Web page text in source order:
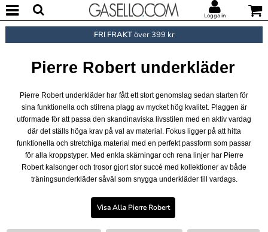
Logga in
FRI FRAKTöver 399 kr
Pierre Robert underkläder
Pierre Robert underkläder har fått ett stort genomslag sedan starten för
sina funktionella och stilrena plagg av mycket hög kvalitet. Plaggen är
utformade för att passa den skandinaviska livsstilen med en aktiv vardag
där det ställs höga krav på val av material. Fokus ligger på att hitta
funktionella och stretchiga material med en perfekt passform som passar
för alla kroppstyper. Med enkla skärningar och rena linjer har Pierre
Robert kalsonger och trosor gjort stor succé med kollektioner av både
träningsunderkläder såväl som snygga underkläder till vardags.
Visa Alla Pierre Robert